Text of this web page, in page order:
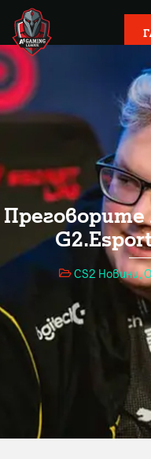
Преговорите
CS2 Новини,